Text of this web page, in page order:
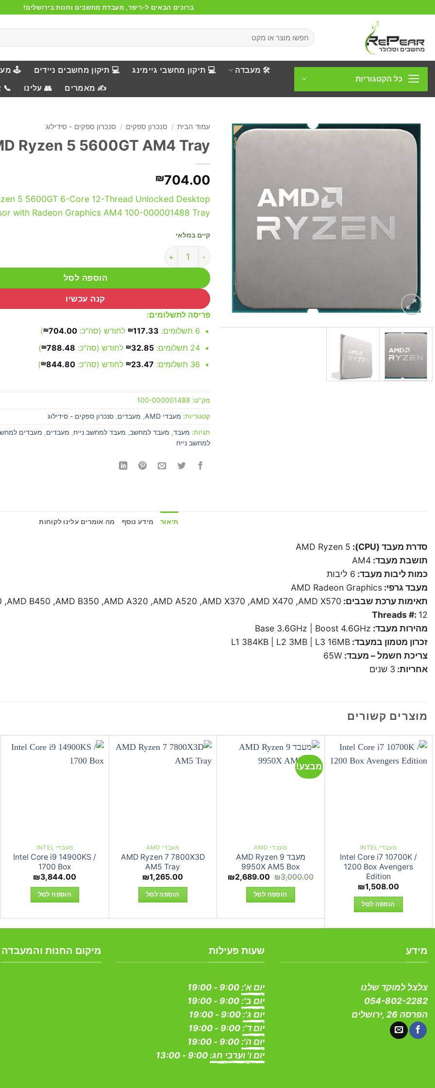
ברוכים הבאים ל-ריפר, מעבדת מחשבים וחנות בירושלים!
חיפוש
עבור:
כל הקטגוריות
🛠️ מעבדה 💻 תיקון מחשבי גיימינג 💻 תיקון מחשבים ניידים 🕹️
✍️ מאמרים
👥 עלינו 📞
עמוד הבית / סנכרון ספקים / סנכרון ספקים - סידילוג
Ryzen 5 5600GT AM4 Tray
₪704.00
5 5600GT 6-Core 12-Thread Unlocked Desktop
with Radeon Graphics AM4 100-000001488 Tray
קיים במלאי
כמות של AMD Ryzen 5 5600GT AM4 Tray
הוספה לסל
קנה עכשיו
פריסה לתשלומים:
6 תשלומים:
₪117.33 לחודש (סה"כ: ₪704.00
)
24 תשלומים:
₪32.85 לחודש (סה"כ: ₪788.48
)
36 תשלומים:
₪23.47 לחודש (סה"כ: ₪844.80
)
מק"ט: 100-000001488
קטגוריות: מעבדי AMD , מעבדים, סנכרון ספקים - סידילוג
תגיות: מעבד, מעבד למחשב, מעבד למחשב נייח, מעבדים, מעבדים
למחשב נייח
תיאור מידע נוסף מה אומרים עלינו לקוחות
סדרת מעבד (CPU):
AMD Ryzen 5
תושבת מעבד: AM4
כמות ליבות מעבד: 6 ליבות
מעבד גרפי: AMD Radeon Graphics
תאימות ערכת שבבים: ,AMD B450 ,AMD B350 ,AMD A320 ,AMD A520 ,AMD X370 ,AMD X470 ,AMD X570
Threads #: 12
מהירות מעבד: Base 3.6GHz | Boost 4.6GHz
זכרון מטמון במעבד: L1 384KB | L2 3MB | L3 16MB
צריכת חשמל – מעבד: 65W
אחריות: 3 שנים
מוצרים קשורים
מעבדי INTEL
Intel Core i7 10700K /
1200 Box Avengers
Edition
₪1,508.00
הוספה לסל
מבצע!
מעבדי AMD
מעבד AMD Ryzen 9
9950X AM5 Box
₪3,000.00 המחיר
היה:
₪3,000.00.
₪2,689.00
הוספה לסל
מעבדי AMD
AMD Ryzen 7 7800X3D
AM5 Tray
₪1,265.00
הוספה לסל
מעבדי INTEL
Intel Core i9 14900KS /
1700 Box
₪3,844.00
הוספה לסל
מידע
צלצל למוקד שלנו
054-802-2282
הפרסה 26 ,ירושלים
שעות פעילות
יום א':
יום ב':
יום ג':
יום ד':
יום ה':
יום ו' וערבי חג:
מיקום החנות והמעבדה